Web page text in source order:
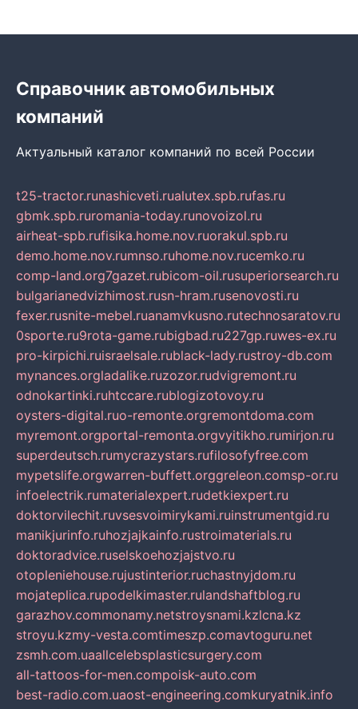
Справочник автомобильных
компаний
Актуальный каталог компаний по всей России
t25-tractor.runashicveti.rualutex.spb.rufas.ru
gbmk.spb.ruromania-today.runovoizol.ru
airheat-spb.rufisika.home.nov.ruorakul.spb.ru
demo.home.nov.rumnso.ruhome.nov.rucemko.ru
comp-land.org7gazet.rubicom-oil.rusuperiorsearch.ru
bulgarianedvizhimost.rusn-hram.rusenovosti.ru
fexer.rusnite-mebel.ruanamvkusno.rutechnosaratov.ru
0sporte.ru9rota-game.rubigbad.ru227gp.ruwes-ex.ru
pro-kirpichi.ruisraelsale.rublack-lady.rustroy-db.com
mynances.orgladalike.ruzozor.rudvigremont.ru
odnokartinki.ruhtccare.rublogizotovoy.ru
oysters-digital.ruo-remonte.orgremontdoma.com
myremont.orgportal-remonta.orgvyitikho.rumirjon.ru
superdeutsch.rumycrazystars.rufilosofyfree.com
mypetslife.orgwarren-buffett.orggreleon.comsp-or.ru
infoelectrik.rumaterialexpert.rudetkiexpert.ru
doktorvilechit.ruvsesvoimirykami.ruinstrumentgid.ru
manikjurinfo.ruhozjajkainfo.rustroimaterials.ru
doktoradvice.ruselskoehozjajstvo.ru
otopleniehouse.rujustinterior.ruchastnyjdom.ru
mojateplica.rupodelkimaster.rulandshaftblog.ru
garazhov.commonamy.netstroysnami.kzlcna.kz
stroyu.kzmy-vesta.comtimeszp.comavtoguru.net
zsmh.com.uaallcelebsplasticsurgery.com
all-tattoos-for-men.compoisk-auto.com
best-radio.com.uaost-engineering.comkuryatnik.info